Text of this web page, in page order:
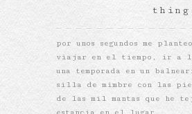
por unos segundos me
viajar en el tiempo, ir a
una temporada en un
silla de mimbre con las
de las mil mantas que he